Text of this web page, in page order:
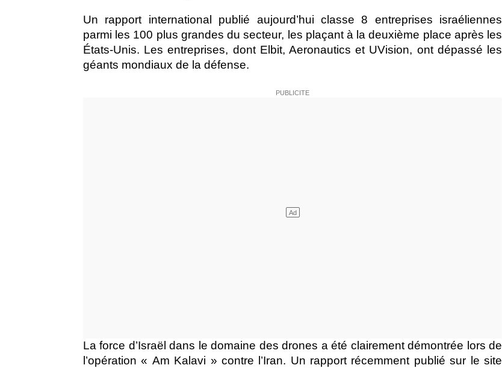
Un rapport international publié aujourd’hui classe 8 entreprises israéliennes
parmi les 100 plus grandes du secteur, les plaçant à la deuxième place après les
États-Unis. Les entreprises, dont Elbit, Aeronautics et UVision, ont dépassé les
géants mondiaux de la défense.
La force d’Israël dans le domaine des drones a été clairement démontrée lors de
l’opération « Am Kalavi » contre l’Iran. Un rapport récemment publié sur le site